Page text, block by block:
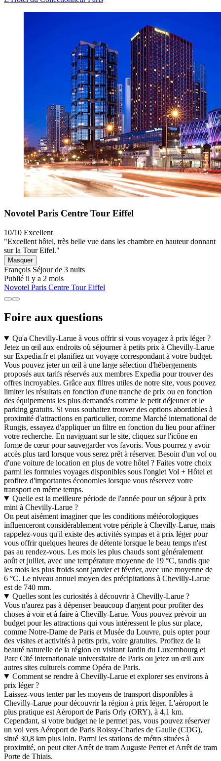
Novotel Paris Centre Tour Eiffel
10/10 Excellent
"Excellent hôtel, très belle vue dans les chambre en hauteur donnant
sur la Tour Eifel."
Masquer
François Séjour de 3 nuits
Publié il y a 2 mois
Novotel Paris Centre Tour Eiffel
Foire aux questions
Qu'a Chevilly-Larue à vous offrir si vous voyagez à prix léger ?
Jetez un œil aux endroits où séjourner à petits prix à Chevilly-Larue
sur Expedia.fr et planifiez un voyage correspondant à votre budget.
Vous pouvez jeter un œil à une large sélection d'hébergements
proposés aux tarifs réservés aux membres Expedia pour trouver des
offres incroyables. Grâce aux filtres utiles de notre site, vous pouvez
limiter les résultats en fonction d'une tranche de prix ou en fonction
des équipements les plus demandés comme le petit déjeuner et le
parking gratuits. Si vous souhaitez trouver des options abordables à
proximité d'attractions en particulier, comme Marché international de
Rungis, essayez d'appliquer un filtre en fonction du lieu pour affiner
votre recherche. En naviguant sur le site, cliquez sur l'icône en
forme de cœur pour sauvegarder vos favoris. Vous pourrez y avoir
accès plus tard lorsque vous serez prêt à réserver. Besoin d'un vol ou
d'une voiture de location en plus de votre hôtel ? Faites votre choix
parmi les formules voyages disponibles sous l'onglet Vol + Hôtel et
profitez d'importantes économies lorsque vous réservez votre
transport en même temps.
Quelle est la meilleure période de l'année pour un séjour à prix
mini à Chevilly-Larue ?
On peut aisément imaginer que les conditions météorologiques
influenceront considérablement votre périple à Chevilly-Larue, mais
rappelez-vous qu'il existe des activités sympas et à prix léger pour
vous offrir quelques heures de détente lorsque le beau temps n'est
pas au rendez-vous. Les mois les plus chauds sont généralement
août et juillet, avec une température moyenne de 19 °C, tandis que
les mois les plus froids sont janvier et février, avec une moyenne de
6 °C. Le niveau annuel moyen des précipitations à Chevilly-Larue
est de 740 mm.
Quelles sont les curiosités à découvrir à Chevilly-Larue ?
Vous n'aurez pas à dépenser beaucoup d'argent pour profiter des
choses à voir et à faire à Chevilly-Larue. Vous pouvez prévoir un
budget pour les attractions qui vous intéressent le plus sur place,
comme Notre-Dame de Paris et Musée du Louvre, puis opter pour
des visites et activités à petits prix, voire gratuites. Profitez de la
beauté naturelle de la région en visitant Jardin du Luxembourg et
Parc Cité internationale universitaire de Paris ou jetez un œil aux
autres sites culturels comme Opéra de Paris.
Comment se rendre à Chevilly-Larue et explorer ses environs à
prix léger ?
Laissez-vous tenter par les moyens de transport disponibles à
Chevilly-Larue pour découvrir la région à prix léger. L'aéroport le
plus pratique est Aéroport de Paris Orly (ORY), à 4,1 km.
Cependant, si votre budget ne le permet pas, vous pouvez réserver
un vol vers Aéroport de Paris Roissy-Charles de Gaulle (CDG),
situé 30,8 km plus loin. Parmi les stations de métro situées à
proximité, on peut citer Arrêt de tram Auguste Perret et Arrêt de tram
Porte de Thiais.